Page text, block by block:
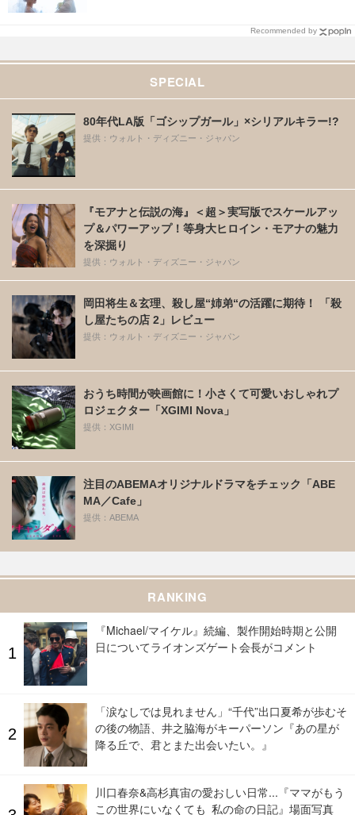
Recommended by
SPECIAL
80年代LA版「ゴシップガール」×シリアルキラー!?
提供：ウォルト・ディズニー・ジャパン
『モアナと伝説の海』＜超＞実写版でスケールアッ
プ＆パワーアップ！等身大ヒロイン・モアナの魅力
を深掘り
提供：ウォルト・ディズニー・ジャパン
岡田将生＆玄理、殺し屋“姉弟“の活躍に期待！ 「殺
し屋たちの店 2」レビュー
提供：ウォルト・ディズニー・ジャパン
おうち時間が映画館に！小さくて可愛いおしゃれプ
ロジェクター「XGIMI Nova」
提供：XGIMI
注目のABEMAオリジナルドラマをチェック「ABE
MA／Cafe」
提供：ABEMA
RANKING
『Michael/マイケル』続編、製作開始時期と公開
日についてライオンズゲート会長がコメント
「涙なしでは見れません」“千代”出口夏希が歩むそ
の後の物語、井之脇海がキーパーソン『あの星が
降る丘で、君とまた出会いたい。』
川口春奈&高杉真宙の愛おしい日常...『ママがもう
この世界にいなくても 私の命の日記』場面写真